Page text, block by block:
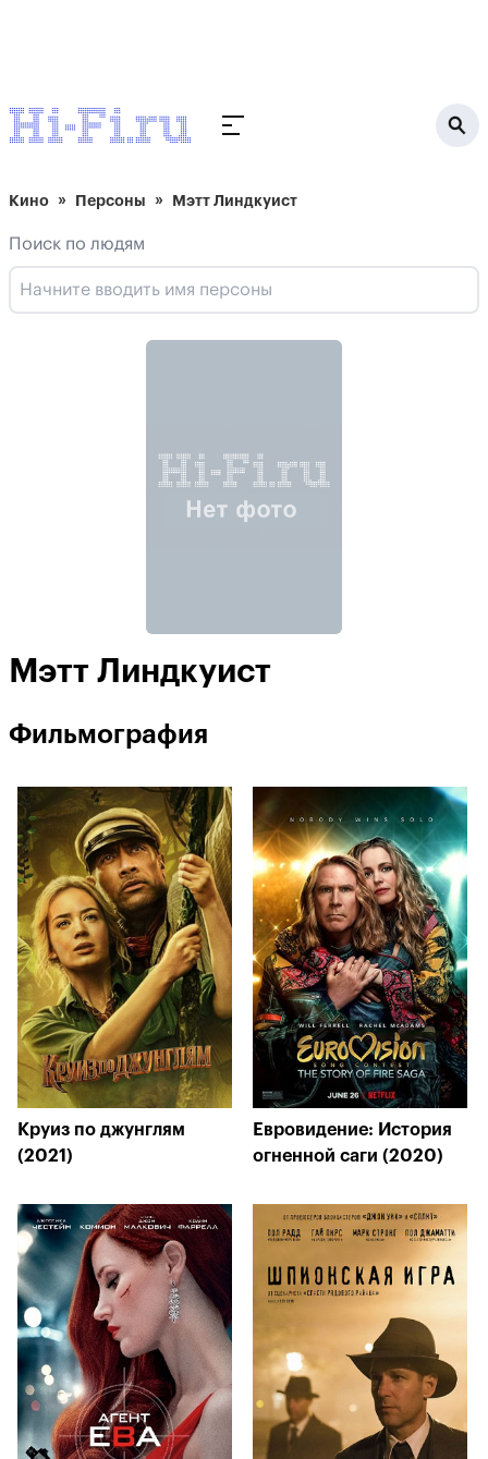
Кино Персоны Мэтт Линдкуист
Поиск по людям
Мэтт Линдкуист
Фильмография
Круиз по джунглям
(2021)
Евровидение: История
огненной саги (2020)